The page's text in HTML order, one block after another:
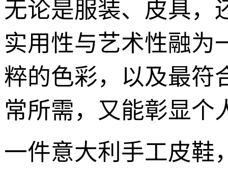
无论是服装、皮具，
实用性与艺术性融为
粹的色彩，以及最符
常所需，又能彰显个
一件意大利手工皮鞋